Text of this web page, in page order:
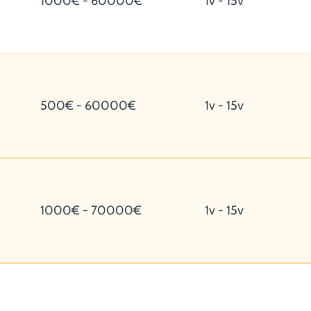
500€ - 60000€ 1v - 15v
1000€ - 70000€ 1v - 15v